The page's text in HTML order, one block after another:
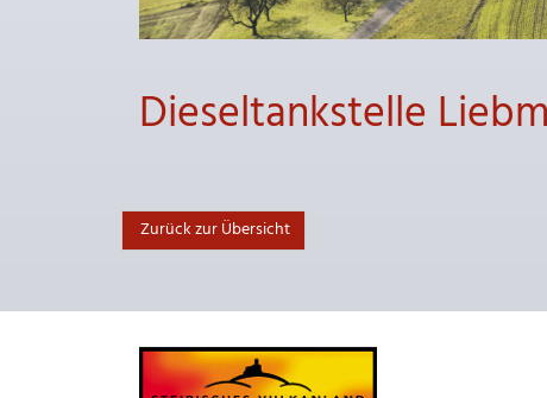
Dieseltankstelle
Zurück zur Übersicht